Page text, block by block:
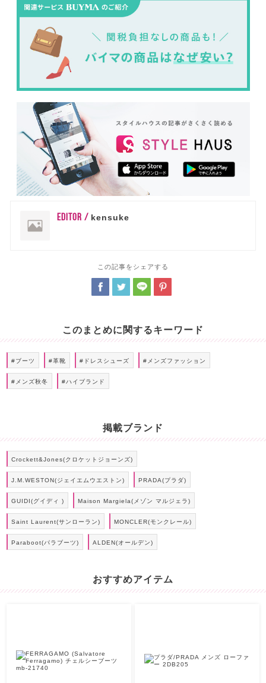
EDITOR / kensuke
この記事をシェアする
このまとめに関するキーワード
#ブーツ #革靴 #ドレスシューズ #メンズファッション
#メンズ秋冬 #ハイブランド
掲載ブランド
Crockett&Jones(クロケットジョーンズ)
J.M.WESTON(ジェイエムウエストン) PRADA(プラダ)
GUIDI(グイディ ) Maison Margiela(メゾン マルジェラ)
Saint Laurent(サンローラン) MONCLER(モンクレール)
Paraboot(パラブーツ) ALDEN(オールデン)
おすすめアイテム